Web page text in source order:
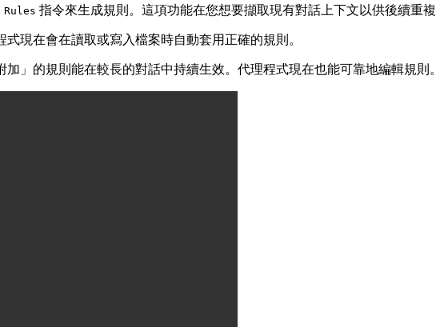
指令來生成規則。這項功能在您想要擷取現有對話上下文以供後續重複
現在會在讀取或寫入檔案時自動套用正確的規則。
」的規則能在較長的對話中持續生效。代理程式現在也能可靠地編輯規則。